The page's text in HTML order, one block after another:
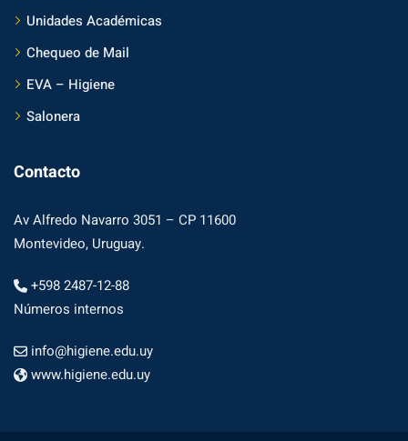
Unidades Académicas
Chequeo de Mail
EVA – Higiene
Salonera
Contacto
Av Alfredo Navarro 3051 – CP 11600
Montevideo, Uruguay.
+598 2487-12-88
Números internos
info@higiene.edu.uy
www.higiene.edu.uy